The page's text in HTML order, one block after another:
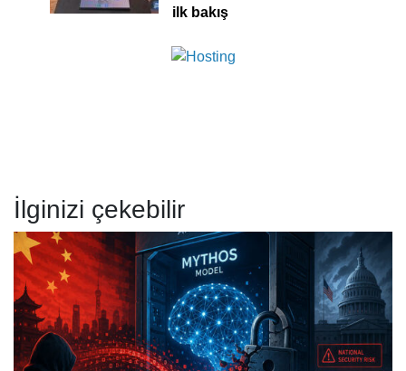
ilk bakış
İlginizi çekebilir